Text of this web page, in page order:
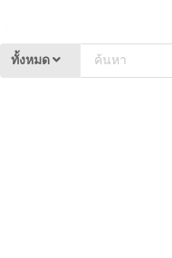
ทั้งหมด